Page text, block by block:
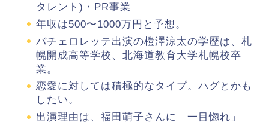
タレント)・PR事業
年収は500〜1000万円と予想。
バチェロレッテ出演の榿澤涼太の学歴は、札
幌開成高等学校、北海道教育大学札幌校卒
業。
恋愛に対しては積極的なタイプ。ハグとかも
したい。
出演理由は、福田萌子さんに「一目惚れ」